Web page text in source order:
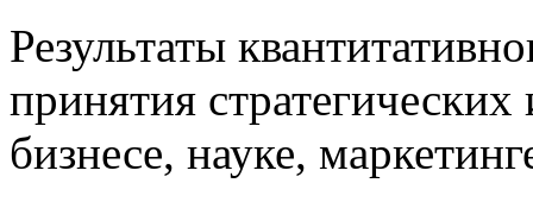
Результаты
принятия
бизнесе, науке,